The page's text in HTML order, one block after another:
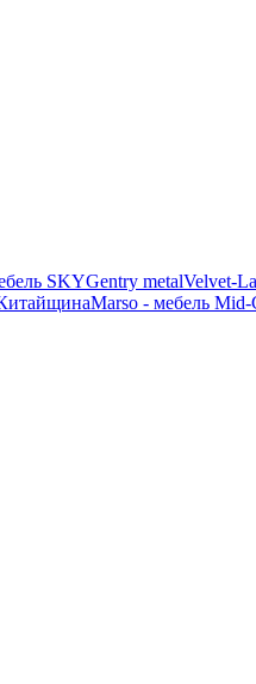
SKYGentry metalVelvet-
Marso - мебель